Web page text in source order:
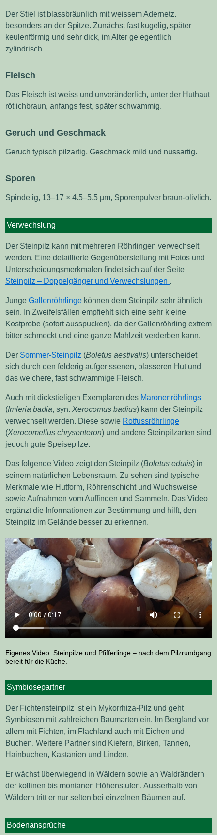
Der Stiel ist blassbräunlich mit weissem Adernetz,
besonders an der Spitze. Zunächst fast kugelig, später
keulenförmig und sehr dick, im Alter gelegentlich
zylindrisch.
Fleisch
Das Fleisch ist weiss und unveränderlich, unter der Huthaut
rötlichbraun, anfangs fest, später schwammig.
Geruch und Geschmack
Geruch typisch pilzartig, Geschmack mild und nussartig.
Sporen
Spindelig, 13–17 × 4.5–5.5 µm, Sporenpulver braun-olivlich.
Verwechslung
Der Steinpilz kann mit mehreren Röhrlingen verwechselt
werden. Eine detaillierte Gegenüberstellung mit Fotos und
Unterscheidungsmerkmalen findet sich auf der Seite
Steinpilz – Doppelgänger und Verwechslungen .
Junge Gallenröhrlinge können dem Steinpilz sehr ähnlich
sein. In Zweifelsfällen empfiehlt sich eine sehr kleine
Kostprobe (sofort ausspucken), da der Gallenröhrling extrem
bitter schmeckt und eine ganze Mahlzeit verderben kann.
Der Sommer-Steinpilz (Boletus aestivalis) unterscheidet
sich durch den felderig aufgerissenen, blasseren Hut und
das weichere, fast schwammige Fleisch.
Auch mit dickstieligen Exemplaren des Maronenröhrlings
(Imleria badia, syn. Xerocomus badius) kann der Steinpilz
verwechselt werden. Diese sowie Rotfussröhrlinge
(Xerocomellus chrysenteron) und andere Steinpilzarten sind
jedoch gute Speisepilze.
Das folgende Video zeigt den Steinpilz (Boletus edulis) in
seinem natürlichen Lebensraum. Zu sehen sind typische
Merkmale wie Hutform, Röhrenschicht und Wuchsweise
sowie Aufnahmen vom Auffinden und Sammeln. Das Video
ergänzt die Informationen zur Bestimmung und hilft, den
Steinpilz im Gelände besser zu erkennen.
Eigenes Video: Steinpilze und Pfifferlinge – nach dem Pilzrundgang
bereit für die Küche.
Symbiosepartner
Der Fichtensteinpilz ist ein Mykorrhiza-Pilz und geht
Symbiosen mit zahlreichen Baumarten ein. Im Bergland vor
allem mit Fichten, im Flachland auch mit Eichen und
Buchen. Weitere Partner sind Kiefern, Birken, Tannen,
Hainbuchen, Kastanien und Linden.
Er wächst überwiegend in Wäldern sowie an Waldrändern
der kollinen bis montanen Höhenstufen. Ausserhalb von
Wäldern tritt er nur selten bei einzelnen Bäumen auf.
Bodenansprüche